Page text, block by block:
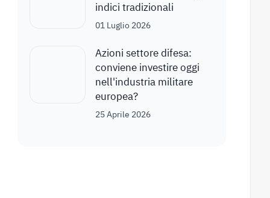
indici tradizionali
01 Luglio 2026
Azioni settore difesa:
conviene investire oggi
nell'industria militare
europea?
25 Aprile 2026